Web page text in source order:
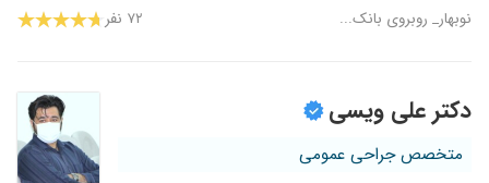
نوبهار_ روبروی بانک... ۷۲ نفر
دکتر علی ویسی
متخصص جراحی عمومی